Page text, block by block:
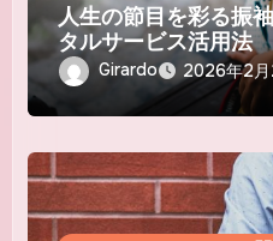
人生の節目を彩る振
タルサービス活用法
Girardo 2026年2